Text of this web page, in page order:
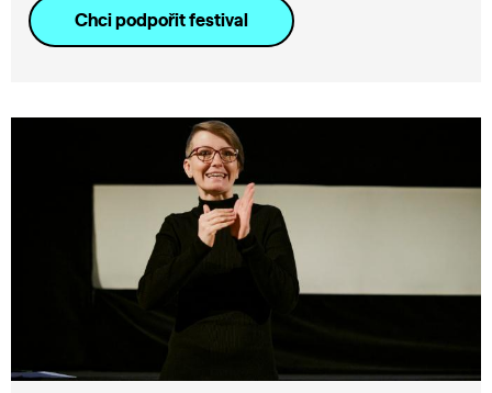
Chci podpořit festival